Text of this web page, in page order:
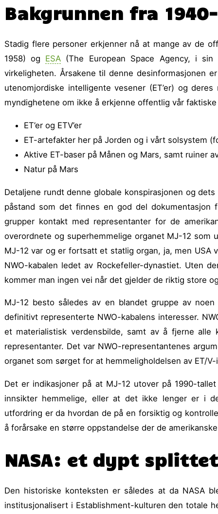
Bakgrunnen fra
Stadig flere personer erkjenner nå at mange av de
1958) og ESA (The European Space Agency, i
virkeligheten. Årsakene til denne des­informasjonen
utenom­jordiske intelligente vesener (ET’er) og
myndighetene om ikke å erkjenne offentlig vår
ET’er og ETV’er
ET-artefakter her på Jorden og i vårt solsystem
Aktive ET-baser på Månen og Mars, samt ruiner
Natur på Mars
Detaljene rundt denne globale konspirasjonen og
påstand som det finnes en god del
grupper kontakt med representanter for de
overordnete og super­hemmelige organet MJ-12 som
MJ-12 var og er fortsatt et statlig organ, ja, men USA
NWO-kabalen ledet av Rockefeller-dynastiet. Uten
kommer man ingen vei når det gjelder de riktig store
MJ-12 besto således av en blandet gruppe av
definitivt representerte NWO-kabalens interesser.
et materialistisk verdensbilde, samt av å fjerne
representanter. Det var NWO-representantenes
organet som sørget for at hemmeligholdelsen av ET/
Det er indikasjoner på at MJ-12 utover på 1990-
innsikter hemmelige, eller at det ikke lenger er i
utfordring er da hvordan de på en forsiktig og
å forårsake en større oppstandelse der de
NASA: et dypt
Den historiske konteksten er således at da NASA
institusjonalisert i Establishment-kulturen den totale